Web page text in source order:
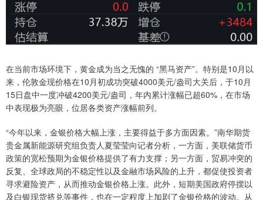
在当前市场环境下，黄金成为当之无愧的 “黑马资产”。特别是10月以
来，伦敦金现价格在10月初成功突破4000美元/盎司大关后，于10月
15日盘中一度冲破4200美元/盎司，年内累计涨幅已超60%，在市场
中表现极为亮眼，位居各类资产涨幅前列。
“今年以来，金银价格大幅上涨，主要得益于多方面因素。”南华期货
贵金属新能源研究组负责人夏莹莹向记者分析，一方面，美联储货币
政策的宽松预期为金银价格提供了有力支撑；另一方面，贸易冲突的
反复、全球政局的不稳定性以及金融市场风险的上升，都促使投资者
寻求避险资产，从而推动金银价格上涨。此外，短期美国政府停摆以
及白银现货挤兑等事件，也在一定程度上加剧了金银价格的波动。从